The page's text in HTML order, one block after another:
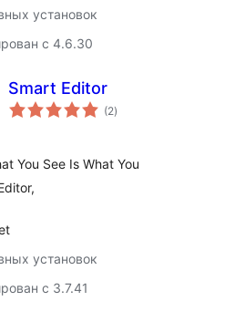
установок
с 4.6.30
Smart Editor
(2общий
рейтинг
)
You See Is What You
установок
с 3.7.41